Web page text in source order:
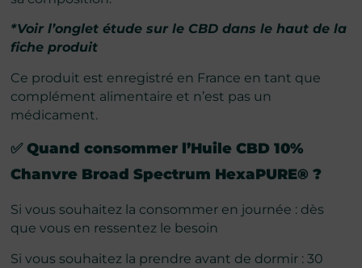
*Voir l’onglet étude sur le CBD dans le haut de la
fiche produit
Ce produit est enregistré en France en tant que
complément alimentaire et n’est pas un
médicament.
✅ Quand consommer l’Huile CBD 10%
Chanvre Broad Spectrum HexaPURE®?
Si vous souhaitez la consommer en journée : dès
que vous en ressentez le besoin
Si vous souhaitez la prendre avant de dormir : 30